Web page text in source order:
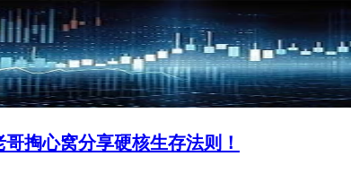
掏心窝分享硬核生存法则！